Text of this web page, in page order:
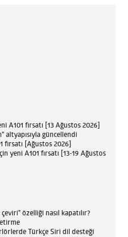
A101 fırsatı [13 Ağustos 2026]
altyapısıyla güncellendi
fırsatı [Ağustos 2026]
yeni A101 fırsatı [13-19 Ağustos
özelliği nasıl kapatılır?
Türkçe Siri dil desteği